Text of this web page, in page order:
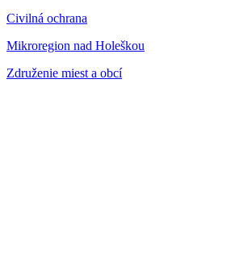
Civilná ochrana
Mikroregion nad Holeškou
Združenie miest a obcí